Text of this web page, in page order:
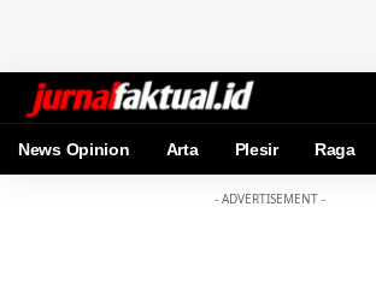
News Opinion Arta Plesir Raga
- ADVERTISEMENT -